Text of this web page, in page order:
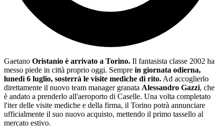
Gaetano Oristanio è arrivato a Torino. Il fantasista classe 2002 ha
messo piede in città proprio oggi. Sempre in giornata odierna,
lunedì 6 luglio, sosterrà le visite mediche di rito. Ad accoglierlo
direttamente il nuovo team manager granata Alessandro Gazzi, che
è andato a prenderlo all'aeroporto di Caselle. Una volta completato
l'iter delle visite mediche e della firma, il Torino potrà annunciare
ufficialmente il suo nuovo acquisto, mettendo il primo tassello al
mercato estivo.